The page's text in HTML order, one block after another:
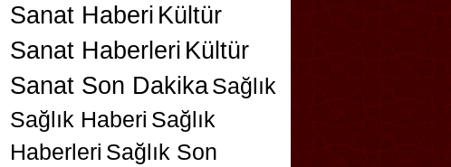
Sanat Haberi Kültür
Sanat Haberleri Kültür
Sanat Son DakikaSağlık
Sağlık Haberi Sağlık
Haberleri Sağlık Son